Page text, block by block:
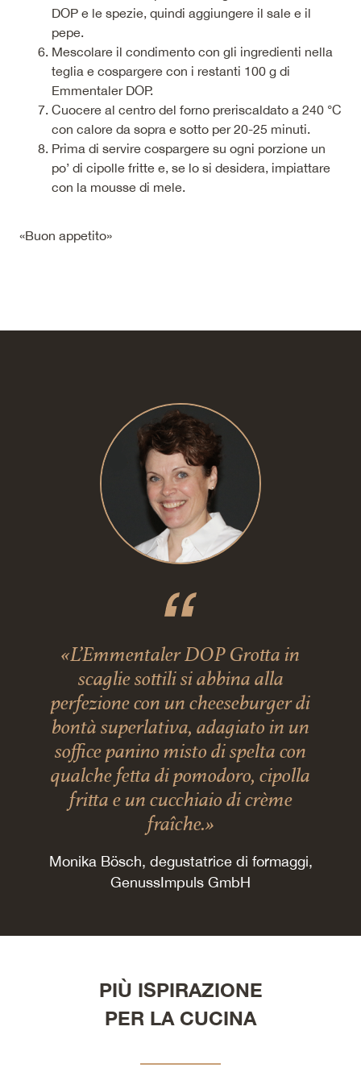
DOP e le spezie, quindi aggiungere il sale e il
pepe.
Mescolare il condimento con gli ingredienti nella
teglia e cospargere con i restanti 100 g di
Emmentaler DOP.
Cuocere al centro del forno preriscaldato a 240 °C
con calore da sopra e sotto per 20-25 minuti.
Prima di servire cospargere su ogni porzione un
po’ di cipolle fritte e, se lo si desidera, impiattare
con la mousse di mele.
«Buon appetito»
«L’Emmentaler DOP Grotta in
scaglie sottili si abbina alla
perfezione con un cheeseburger di
bontà superlativa, adagiato in un
soffice panino misto di spelta con
qualche fetta di pomodoro, cipolla
fritta e un cucchiaio di crème
fraîche.»
Monika Bösch, degustatrice di formaggi,
GenussImpuls GmbH
PIÙ ISPIRAZIONE
PER LA CUCINA